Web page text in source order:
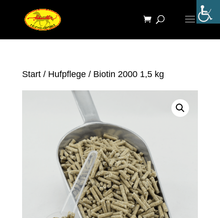
Start/ Hufpflege/ Biotin 2000 1,5 kg